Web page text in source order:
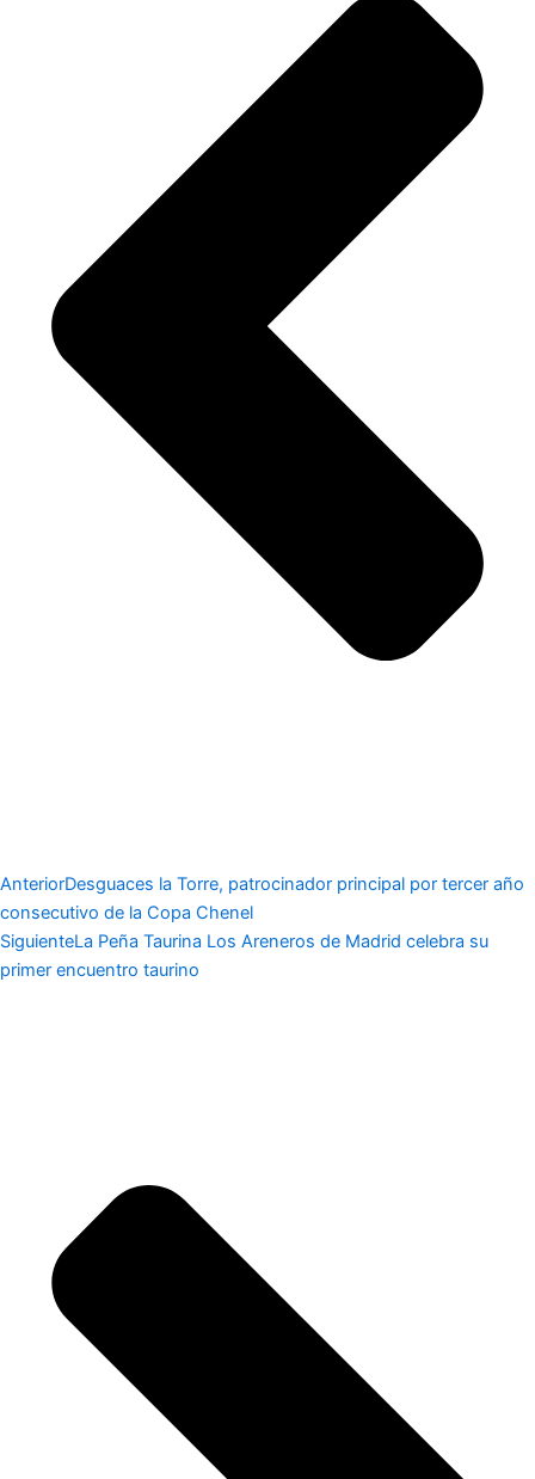
AnteriorDesguaces la Torre, patrocinador principal por tercer año
consecutivo de la Copa Chenel
SiguienteLa Peña Taurina Los Areneros de Madrid celebra su
primer encuentro taurino